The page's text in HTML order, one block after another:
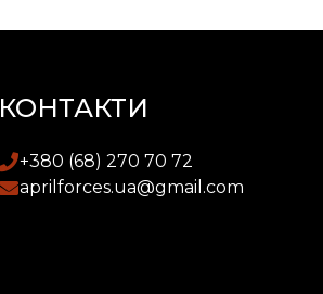
КОНТАКТИ
+380 (68) 270 70 72
aprilforces.ua@gmail.com